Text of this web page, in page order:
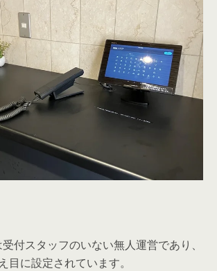
付スタッフのいない無人運営であり、
目に設定されています。